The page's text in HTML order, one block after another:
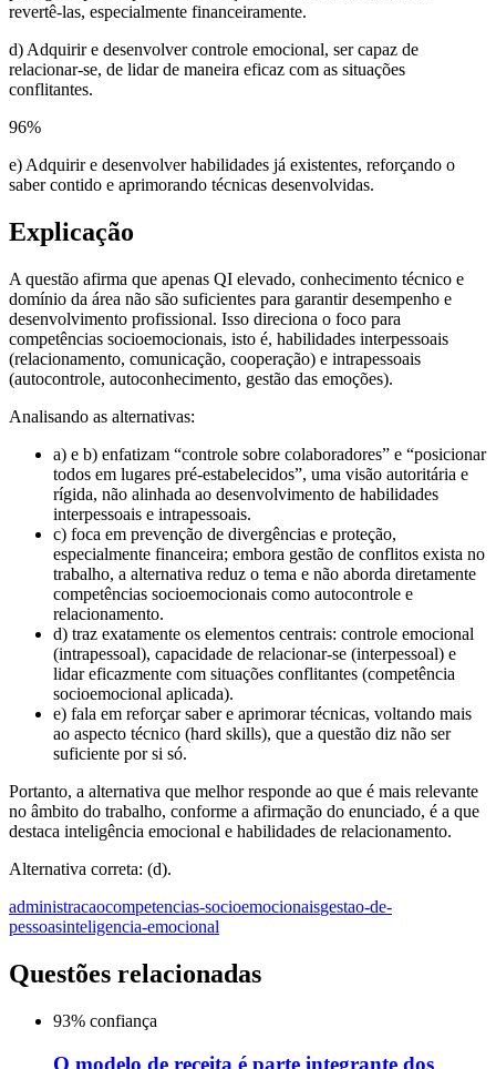
revertê-las, especialmente financeiramente.
d) Adquirir e desenvolver controle emocional, ser capaz de
relacionar-se, de lidar de maneira eficaz com as situações
conflitantes.
96%
e) Adquirir e desenvolver habilidades já existentes, reforçando o
saber contido e aprimorando técnicas desenvolvidas.
Explicação
A questão afirma que apenas QI elevado, conhecimento técnico e
domínio da área não são suficientes para garantir desempenho e
desenvolvimento profissional. Isso direciona o foco para
competências socioemocionais, isto é, habilidades interpessoais
(relacionamento, comunicação, cooperação) e intrapessoais
(autocontrole, autoconhecimento, gestão das emoções).
Analisando as alternativas:
a) e b) enfatizam “controle sobre colaboradores” e “posicionar
todos em lugares pré-estabelecidos”, uma visão autoritária e
rígida, não alinhada ao desenvolvimento de habilidades
interpessoais e intrapessoais.
c) foca em prevenção de divergências e proteção,
especialmente financeira; embora gestão de conflitos exista no
trabalho, a alternativa reduz o tema e não aborda diretamente
competências socioemocionais como autocontrole e
relacionamento.
d) traz exatamente os elementos centrais: controle emocional
(intrapessoal), capacidade de relacionar-se (interpessoal) e
lidar eficazmente com situações conflitantes (competência
socioemocional aplicada).
e) fala em reforçar saber e aprimorar técnicas, voltando mais
ao aspecto técnico (hard skills), que a questão diz não ser
suficiente por si só.
Portanto, a alternativa que melhor responde ao que é mais relevante
no âmbito do trabalho, conforme a afirmação do enunciado, é a que
destaca inteligência emocional e habilidades de relacionamento.
Alternativa correta: (d).
administracaocompetencias-socioemocionaisgestao-de-
pessoasinteligencia-emocional
Questões relacionadas
93% confiança
O modelo de receita é parte integrante dos